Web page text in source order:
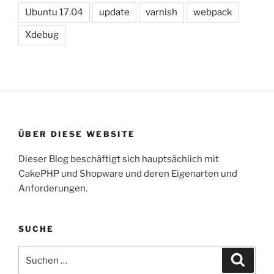
Ubuntu 17.04 update varnish webpack
Xdebug
ÜBER DIESE WEBSITE
Dieser Blog beschäftigt sich hauptsächlich mit
CakePHP und Shopware und deren Eigenarten und
Anforderungen.
SUCHE
nach: